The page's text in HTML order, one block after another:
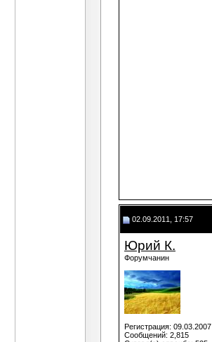
02.09.2011, 17:57
Юрий К.
Форумчанин
Регистрация: 09.03.2007
Сообщений: 2,815